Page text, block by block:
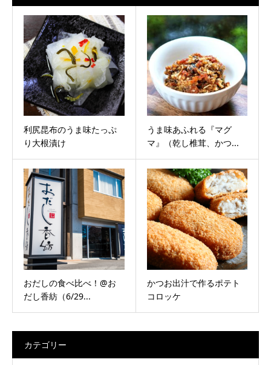
利尻昆布のうま味たっぷ
り大根漬け
うま味あふれる『マグ
マ』（乾し椎茸、かつ...
おだしの食べ比べ！@お
だし香紡（6/29...
かつお出汁で作るポテト
コロッケ
カテゴリー